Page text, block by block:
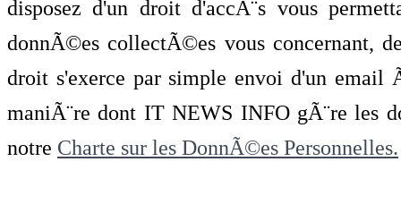
disposez d'un droit d'accÃ¨s vous
donnÃ©es collectÃ©es vous concernant,
droit s'exerce par simple envoi d'un
maniÃ¨re dont IT NEWS INFO gÃ¨re les
notre Charte sur les DonnÃ©es Personnelles.